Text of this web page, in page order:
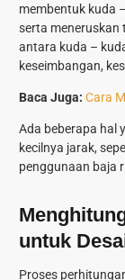
membentuk kuda
serta meneruskan
antara kuda –
keseimbangan,
Baca Juga: Cara
Ada beberapa hal
kecilnya jarak,
penggunaan baja
untuk
Proses